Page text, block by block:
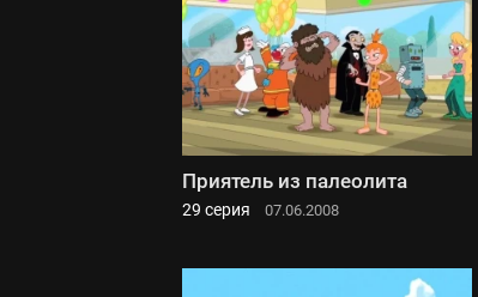
Приятель из палеолита
29 серия 07.06.2008